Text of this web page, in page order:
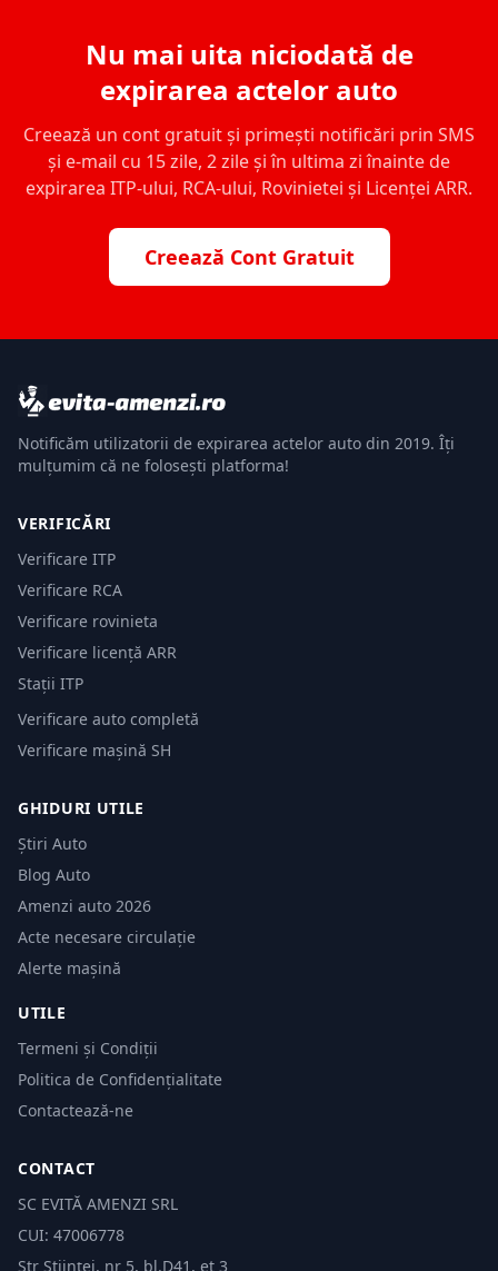
Nu mai uita niciodată de
expirarea actelor auto
Creează un cont gratuit și primești notificări prin SMS
și e-mail cu 15 zile, 2 zile și în ultima zi înainte de
expirarea ITP-ului, RCA-ului, Rovinietei și Licenței ARR.
Creează Cont Gratuit
Notificăm utilizatorii de expirarea actelor auto din 2019. Îți
mulțumim că ne folosești platforma!
VERIFICĂRI
Verificare ITP
Verificare RCA
Verificare rovinieta
Verificare licență ARR
Stații ITP
Verificare auto completă
Verificare mașină SH
GHIDURI UTILE
Știri Auto
Blog Auto
Amenzi auto 2026
Acte necesare circulație
Alerte mașină
UTILE
Termeni și Condiții
Politica de Confidențialitate
Contactează-ne
CONTACT
SC EVITĂ AMENZI SRL
CUI: 47006778
Str Științei, nr 5, bl.D41, et 3